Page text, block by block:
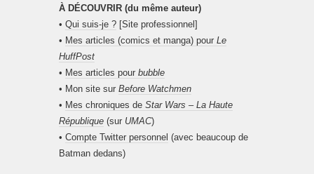
À DÉCOUVRIR (du même auteur)
• Qui suis-je ? [Site professionnel]
• Mes articles (comics et manga) pour Le
HuffPost
• Mes articles pour bubble
• Mon site sur Before Watchmen
• Mes chroniques de Star Wars – La Haute
République (sur UMAC)
• Compte Twitter personnel (avec beaucoup de
Batman dedans)